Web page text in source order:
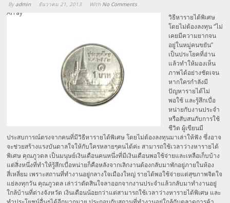
By admin ธันวาคม 21, 2013 With No Comments
Array
วิธีหารายได้พิเศษ
โดยไม่ต้องลงทุน “ไม่
เคยมีความยากจน
อยู่ในหมู่คนขยัน”
เป็นประโยคที่อ่าน
แล้วทำให้มองเห็น
ภาพได้อย่างชัดเจน
หากใครกำลังมี
ปัญหารายได้ไม่
พอใช้ และรู้สึกเบื่อ
หน่ายกับงานประจำ
หรือสับสนกับการใช้
ชีวิต ผู้เขียนมี
ประสบการณ์ตรงจากคนที่มีวิธีหารายได้พิเศษ โดยไม่ต้องลงทุนมาเล่าให้ฟัง ซึ่งอาจ
จะช่วยสร้างแรงบันดาลใจให้กับใครหลายๆคนได้ค่ะ สามารถใช้เวลาว่างหารายได้
พิเศษ คุณภูวดล เป็นมนุษย์เงินเดือนคนหนึ่งที่มีเงินเดือนพอใช้จ่ายและเหลือเก็บบ้าง
แต่สิ่งหนึ่งที่ทำให้รู้สึกเบื่อหน่ายก็คือหลังจากเลิกงานต้องกลับมาพักอยู่ภายในห้อง
สี่เหลี่ยม เพราะสถานที่ทำงานอยู่กลางใจเมืองใหญ่ รายได้พอใช้จ่ายแต่สุขภาพจิตใจ
แย่ลงทุกวัน คุณภูวดล เล่าว่าตัดสินใจลาออกจากงานประจำแล้วกลับมาทำงานอยู่
ใกล้บ้านที่ต่างจังหวัด เงินเดือนน้อยกว่าแต่สามารถใช้เวลาว่างหารายได้พิเศษ และ